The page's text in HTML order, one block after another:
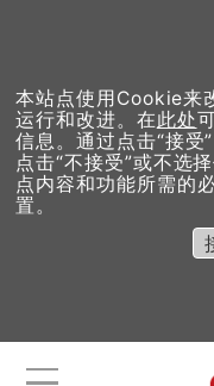
本站点使用Cookie来
运行和改进。在此处
信息。通过点击“接
点击“不接受”或不选
点内容和功能所需的
置。